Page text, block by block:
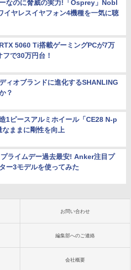
なのに脅威の実力!「Osprey」Nobl
イヤレスイヤフォン4機種を一気に聴
5060 Ti搭載ゲーミングPCが7万
で30万円台！
ィオブランドに進化するSHANLING
？
1ピースアルミホイール「CE28 N-p
ままに剛性を向上
ライムデー過去最安! Anker注目プ
ー3モデルを使ってみた
お問い合わせ
編集部へのご連絡
会社概要